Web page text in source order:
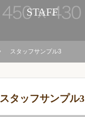
STAFF
スタッフサンプル3
スタッフサンプル3